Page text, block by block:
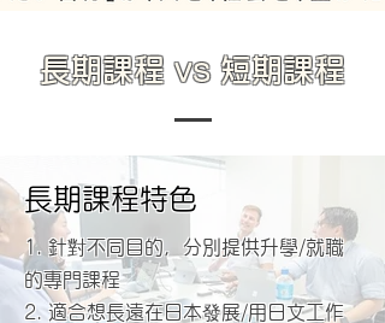
長期課程 vs 短期課程
長期課程特色
1. 針對不同目的，分別提供升學/就職
的專門課程
2. 適合想長遠在日本發展/用日文工作